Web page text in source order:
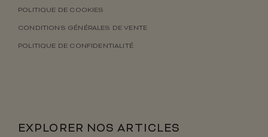
POLITIQUE DE COOKIES
CONDITIONS GÉNÉRALES DE VENTE
POLITIQUE DE CONFIDENTIALITÉ
EXPLORER NOS ARTICLES